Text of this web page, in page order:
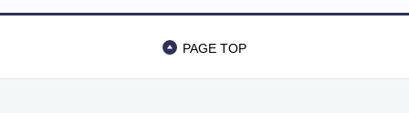
PAGE TOP